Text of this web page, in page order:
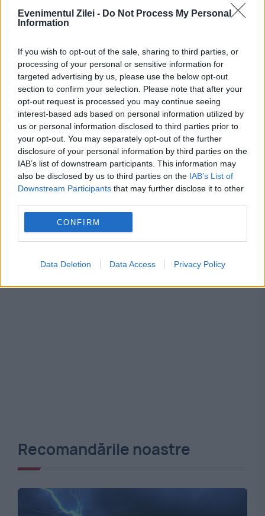
Evenimentul Zilei - Do Not Process My Personal
Information
If you wish to opt-out of the sale, sharing to third parties, or
processing of your personal or sensitive information for
targeted advertising by us, please use the below opt-out
section to confirm your selection. Please note that after your
opt-out request is processed you may continue seeing
interest-based ads based on personal information utilized by
us or personal information disclosed to third parties prior to
your opt-out. You may separately opt-out of the further
disclosure of your personal information by third parties on the
IAB’s list of downstream participants. This information may
also be disclosed by us to third parties on the IAB’s List of
Downstream Participants that may further disclose it to other
CONFIRM
Data Deletion Data Access Privacy Policy
vârstă dacă ați lucrat în mai multe state
condițiile de acordare
ANM schimbă prognoza: furtuni
puternice după caniculă. Harta
avertizărilor pentru următoarele trei zile
Billboard Bucuresti chris brown Jay Z
SUA
Recomandările noastre